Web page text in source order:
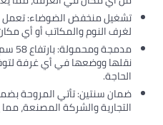
بهدوء، مما يجعلها مناسبة
مكان يتطلب الحد الأدنى من الضوضاء.
مدمجة ومحمولة: بارتفاع 58 سم وتصميم خفيف الوزن، يسهل
التبريد المستهدف حيثما دعت
بضمان لمدة عامين من العلامة
مما يضمن أداءً موثوقًا وراحة البال.